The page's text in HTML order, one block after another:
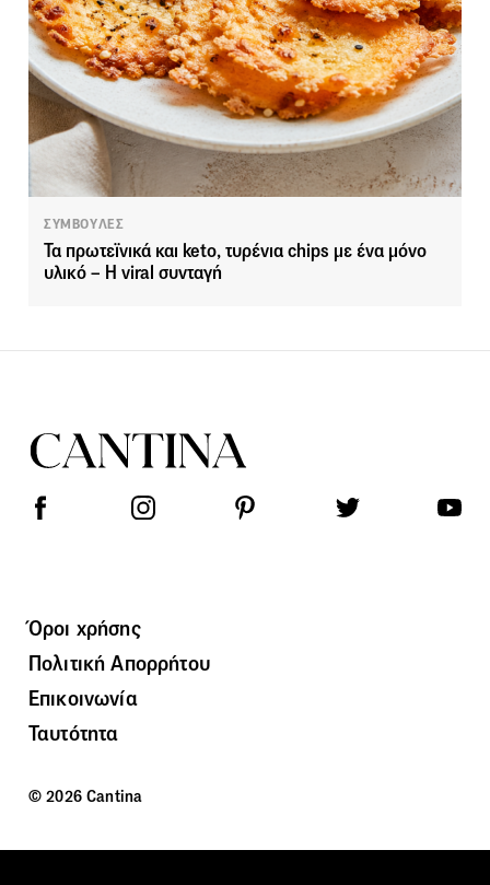
ΣΥΜΒΟΥΛΕΣ
Τα πρωτεϊνικά και keto, τυρένια chips με ένα μόνο
υλικό – Η viral συνταγή
Όροι χρήσης
Πολιτική Απορρήτου
Επικοινωνία
Ταυτότητα
© 2026 Cantina